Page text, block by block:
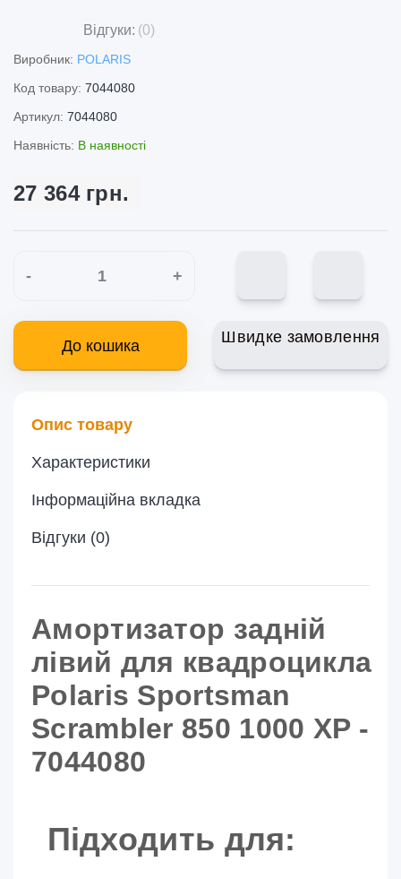
Відгуки: (0)
Виробник: POLARIS
Код товару: 7044080
Артикул: 7044080
Наявність: В наявності
27 364 грн.
- +
До кошика Швидке замовлення
Опис товару
Характеристики
Інформаційна вкладка
Відгуки (0)
Амортизатор задній
лівий для квадроцикла
Polaris Sportsman
Scrambler 850 1000 XP -
7044080
Підходить для: